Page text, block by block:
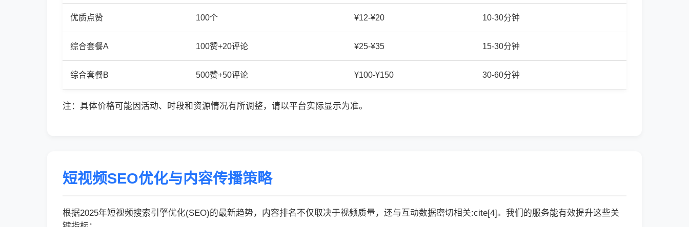
优质点赞 100个 ¥12-¥20 10-30分钟
综合套餐A 100赞+20评论 ¥25-¥35 15-30分钟
综合套餐B 500赞+50评论 ¥100-¥150 30-60分钟
注：具体价格可能因活动、时段和资源情况有所调整，请以平台实际显示为准。
短视频SEO优化与内容传播策略
根据2025年短视频搜索引擎优化(SEO)的最新趋势，内容排名不仅取决于视频质量，还与互动数据密切相关:cite[4]。我们的服务能有效提升这些关